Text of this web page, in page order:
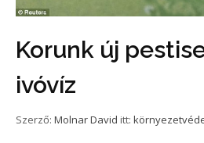
Korunk új
ivóvíz
Szerző: Molnar David itt: